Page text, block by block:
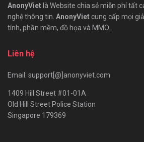
AnonyVietlà Website chia sẻ miễn phí tất
nghệ thông tin. AnonyViet cung cấp mọi
tính, phần mềm, đồ họa và MMO.
Liên hệ
Email: support[@]anonyviet.com
1409 Hill Street #01-01A
Old Hill Street Police Station
Singapore 179369